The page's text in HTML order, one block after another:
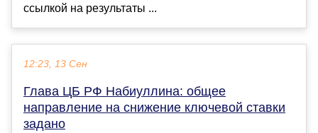
ссылкой на результаты ...
12:23, 13 Сен
Глава ЦБ РФ Набиуллина: общее
направление на снижение ключевой ставки
задано